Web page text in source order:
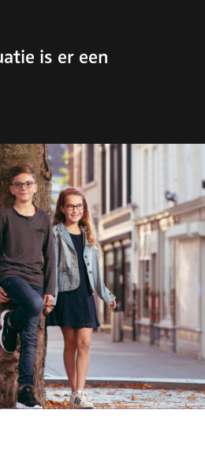
is er een